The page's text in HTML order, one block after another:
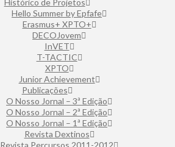
Histórico de Projetos
Hello Summer by Epfafe
Erasmus+ XPTO+
DECOJovem
InVET
T-TACTIC
XPTO
Junior Achievement
Publicações
O Nosso Jornal – 3ª Edição
O Nosso Jornal – 2ª Edição
O Nosso Jornal – 1ª Edição
Revista Dextinos
Revista Percursos 2011-2012